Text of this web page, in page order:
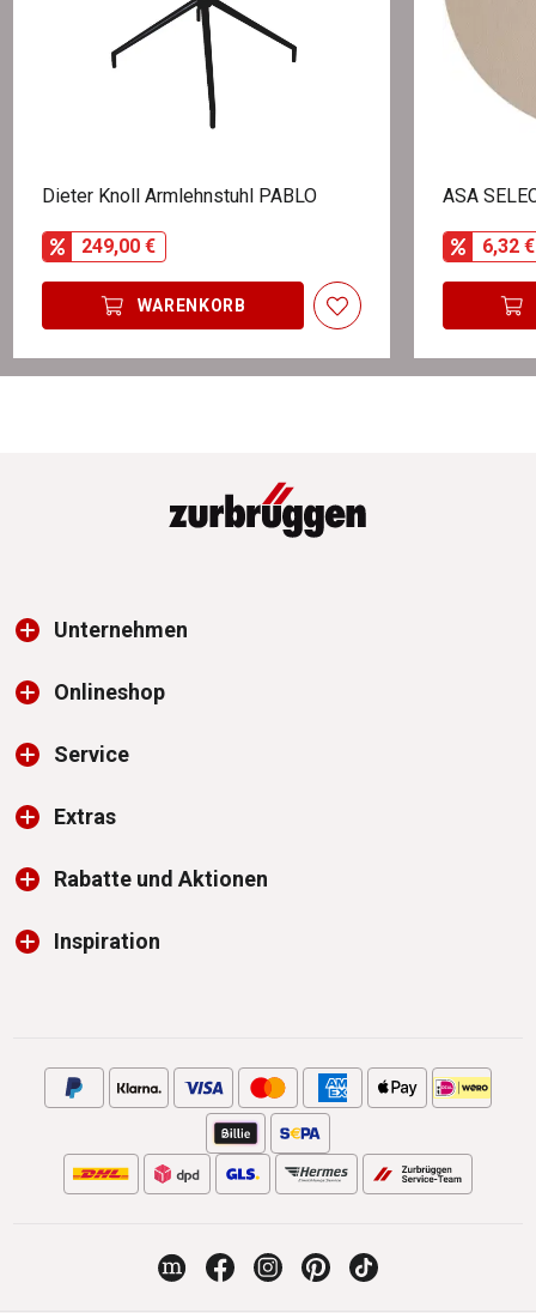
Dieter Knoll Armlehnstuhl PABLO
249,00 €
WARENKORB
ASA
6,32 €
Unternehmen
Onlineshop
Service
Extras
Rabatte und Aktionen
Inspiration